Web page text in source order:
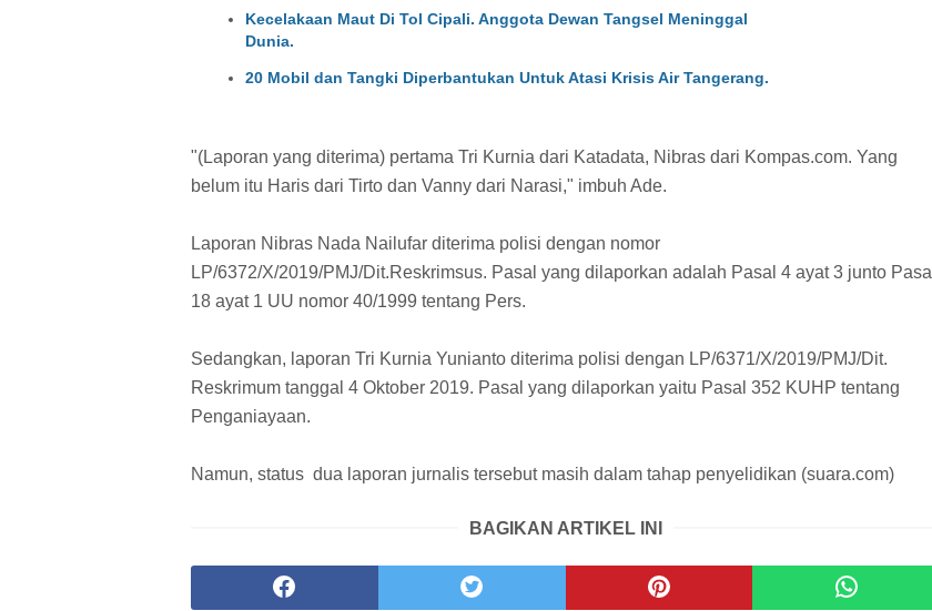
Kecelakaan Maut Di Tol Cipali. Anggota Dewan Tangsel Meninggal
Dunia.
20 Mobil dan Tangki Diperbantukan Untuk Atasi Krisis Air Tangerang.
"(Laporan yang diterima) pertama Tri Kurnia dari Katadata, Nibras dari Kompas.com. Yang
belum itu Haris dari Tirto dan Vanny dari Narasi," imbuh Ade.
Laporan Nibras Nada Nailufar diterima polisi dengan nomor
LP/6372/X/2019/PMJ/Dit.Reskrimsus. Pasal yang dilaporkan adalah Pasal 4 ayat 3 junto Pasal
18 ayat 1 UU nomor 40/1999 tentang Pers.
Sedangkan, laporan Tri Kurnia Yunianto diterima polisi dengan LP/6371/X/2019/PMJ/Dit.
Reskrimum tanggal 4 Oktober 2019. Pasal yang dilaporkan yaitu Pasal 352 KUHP tentang
Penganiayaan.
Namun, status dua laporan jurnalis tersebut masih dalam tahap penyelidikan (suara.com)
BAGIKAN ARTIKEL INI